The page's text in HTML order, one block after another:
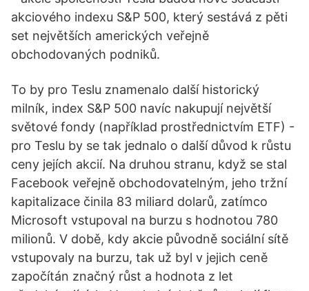
akciového indexu S&P 500, který sestává z pěti
set největších amerických veřejně
obchodovaných podniků.
To by pro Teslu znamenalo další historický
milník, index S&P 500 navíc nakupují největší
světové fondy (například prostřednictvím ETF) -
pro Teslu by se tak jednalo o další důvod k růstu
ceny jejích akcií. Na druhou stranu, když se stal
Facebook veřejně obchodovatelným, jeho tržní
kapitalizace činila 83 miliard dolarů, zatímco
Microsoft vstupoval na burzu s hodnotou 780
milionů. V době, kdy akcie původně sociální sítě
vstupovaly na burzu, tak už byl v jejich ceně
započítán značný růst a hodnota z let